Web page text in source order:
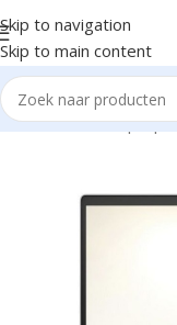
Skip to navigation
Skip to main content
Notebooks/Laptops